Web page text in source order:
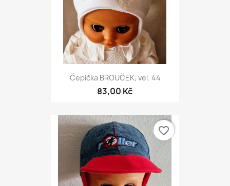
Čepička BROUČEK, vel. 44
83,00 Kč
favorite_border